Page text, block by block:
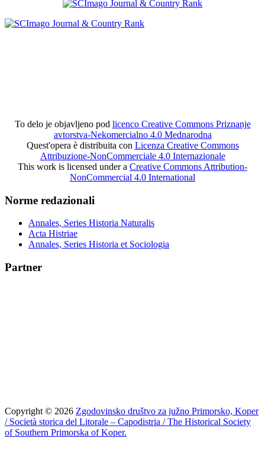
To delo je objavljeno pod licenco Creative Commons Priznanje
avtorstva-Nekomercialno 4.0 Mednarodna
Quest'opera è distribuita con Licenza Creative Commons
Attribuzione-NonCommerciale 4.0 Internazionale
This work is licensed under a Creative Commons Attribution-
NonCommercial 4.0 International
Norme redazionali
Annales, Series Historia Naturalis
Acta Histriae
Annales, Series Historia et Sociologia
Partner
Copyright © 2026 Zgodovinsko društvo za južno Primorsko, Koper
/ Società storica del Litorale – Capodistria / The Historical Society
of Southern Primorska of Koper.